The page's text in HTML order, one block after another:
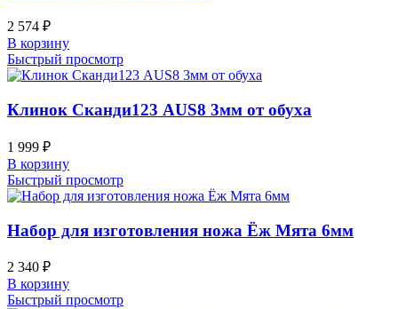
2 574 ₽
В корзину
Быстрый просмотр
Клинок Сканди123 AUS8 3мм от обуха
1 999 ₽
В корзину
Быстрый просмотр
Набор для изготовления ножа Ёж Мята 6мм
2 340 ₽
В корзину
Быстрый просмотр